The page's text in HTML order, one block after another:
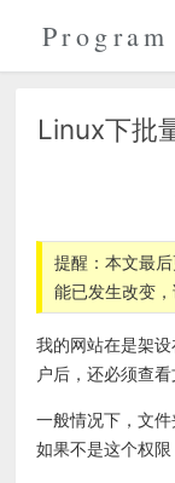
Program
Linux下批
提醒：本文最
能已发生改变，
我的网站在是架
户后，还必须查
一般情况下，文
如果不是这个权